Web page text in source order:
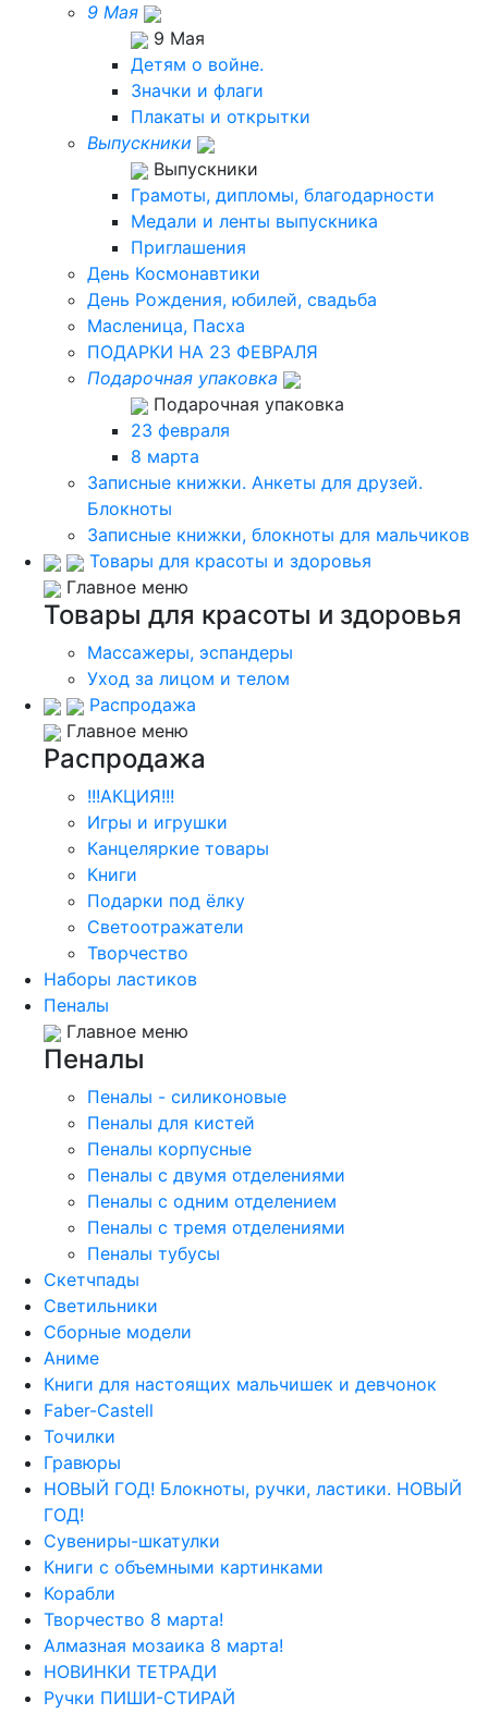
9 Мая
9 Мая
Детям о войне.
Значки и флаги
Плакаты и открытки
Выпускники
Выпускники
Грамоты, дипломы, благодарности
Медали и ленты выпускника
Приглашения
День Космонавтики
День Рождения, юбилей, свадьба
Масленица, Пасха
ПОДАРКИ НА 23 ФЕВРАЛЯ
Подарочная упаковка
Подарочная упаковка
23 февраля
8 марта
Записные книжки. Анкеты для друзей.
Блокноты
Записные книжки, блокноты для мальчиков
Товары для красоты и здоровья
Главное меню
Товары для красоты и здоровья
Массажеры, эспандеры
Уход за лицом и телом
Распродажа
Главное меню
Распродажа
!!!АКЦИЯ!!!
Игры и игрушки
Канцеляркие товары
Книги
Подарки под ёлку
Светоотражатели
Творчество
Наборы ластиков
Пеналы
Главное меню
Пеналы
Пеналы - силиконовые
Пеналы для кистей
Пеналы корпусные
Пеналы с двумя отделениями
Пеналы с одним отделением
Пеналы с тремя отделениями
Пеналы тубусы
Скетчпады
Светильники
Сборные модели
Аниме
Книги для настоящих мальчишек и девчонок
Faber-Castell
Точилки
Гравюры
НОВЫЙ ГОД! Блокноты, ручки, ластики. НОВЫЙ
ГОД!
Сувениры-шкатулки
Книги с объемными картинками
Корабли
Творчество 8 марта!
Алмазная мозаика 8 марта!
НОВИНКИ ТЕТРАДИ
Ручки ПИШИ-СТИРАЙ